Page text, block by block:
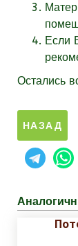
Если
Остались